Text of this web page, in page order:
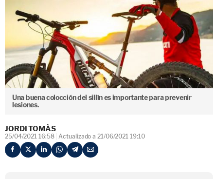
Una buena colocción del sillín es importante para prevenir
lesiones.
JORDI TOMÀS
25/04/2021 16:58 Actualizado a 21/06/2021 19:10